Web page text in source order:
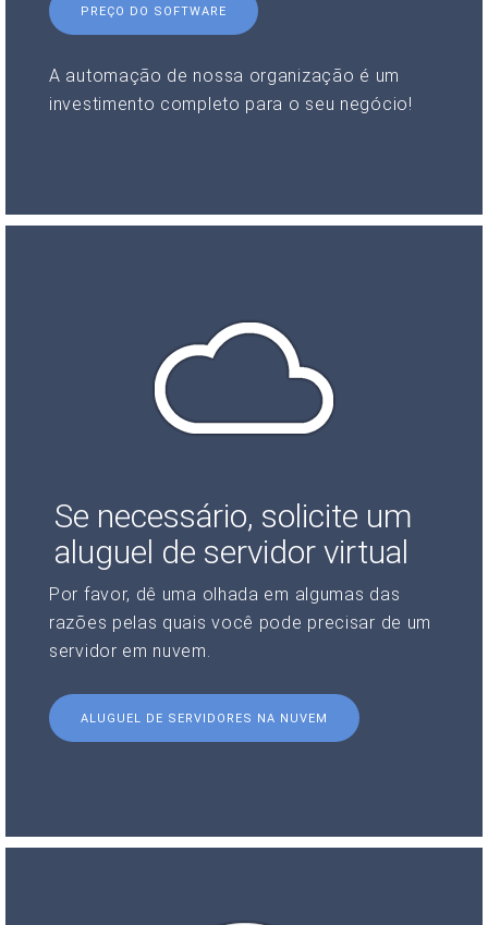
PREÇO DO SOFTWARE
A automação de nossa organização é um
investimento completo para o seu negócio!
Se necessário, solicite um
aluguel de servidor virtual
Por favor, dê uma olhada em algumas das
razões pelas quais você pode precisar de um
servidor em nuvem.
ALUGUEL DE SERVIDORES NA NUVEM